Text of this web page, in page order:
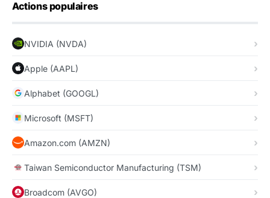
Actions populaires
NVIDIA (NVDA)
Apple (AAPL)
Alphabet (GOOGL)
Microsoft (MSFT)
Amazon.com (AMZN)
Taiwan Semiconductor Manufacturing (TSM)
Broadcom (AVGO)